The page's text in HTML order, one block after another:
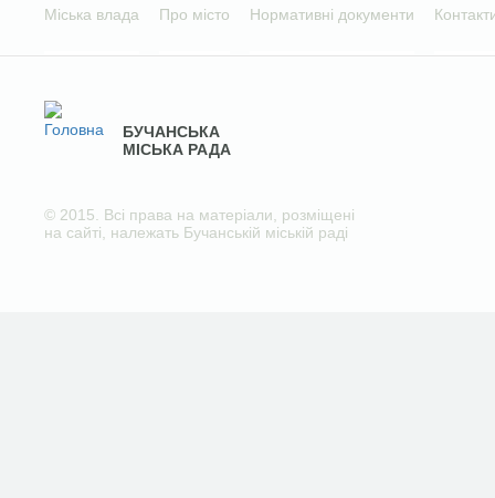
Міська влада Про місто Нормативні документи
БУЧАНСЬКА
МІСЬКА РАДА
© 2015. Всі права на матеріали, розміщені
на сайті, належать Бучанській міській раді